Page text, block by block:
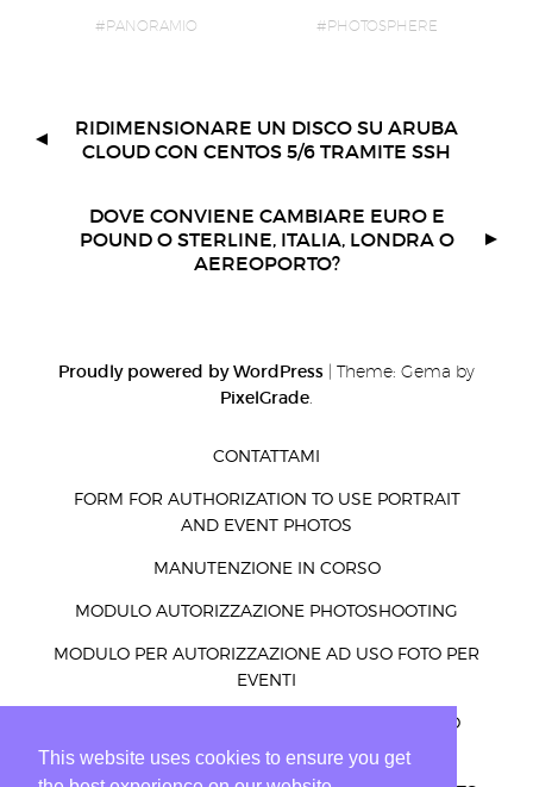
PANORAMIO PHOTOSPHERE
RIDIMENSIONARE UN DISCO SU ARUBA
CLOUD CON CENTOS 5/6 TRAMITE SSH
DOVE CONVIENE CAMBIARE EURO E
POUND O STERLINE, ITALIA, LONDRA O
AEREOPORTO?
Proudly powered by WordPress Theme: Gema by
PixelGrade
CONTATTAMI
FORM FOR AUTHORIZATION TO USE PORTRAIT
AND EVENT PHOTOS
MANUTENZIONE IN CORSO
MODULO AUTORIZZAZIONE PHOTOSHOOTING
MODULO PER AUTORIZZAZIONE AD USO FOTO PER
EVENTI
MODULO PER AUTORIZZAZIONE AD USO FOTO
RITRATTI ED EVENTI
This website uses cookies to ensure you get